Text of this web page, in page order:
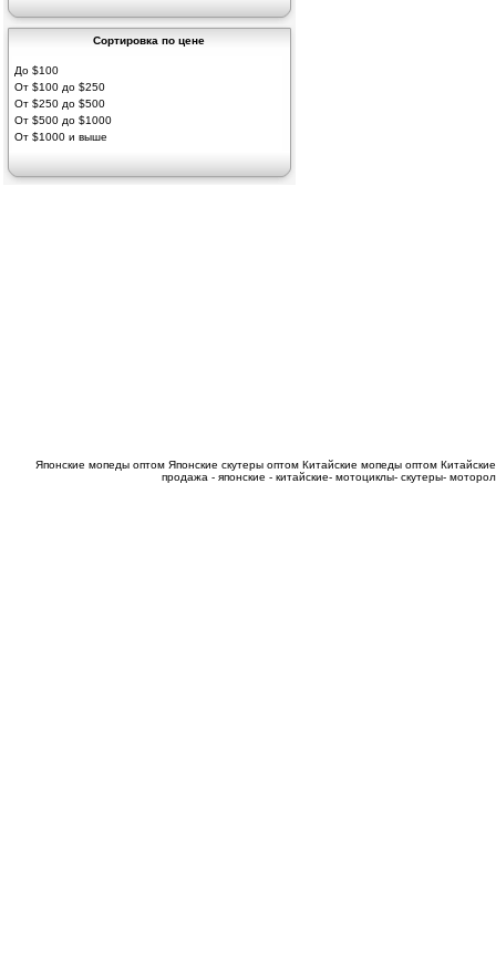
Сортировка по цене
До $100
От $100 до $250
От $250 до $500
От $500 до $1000
От $1000 и выше
Японские мопеды оптом Японские скутеры оптом Китайские мопеды оптом
продажа - японские - китайские- мотоциклы- скутеры-